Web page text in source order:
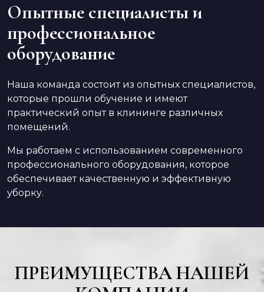
Опытные специалисты и
профессиональное
оборудование
Наша команда состоит из опытных специалистов,
которые прошли обучение и имеют
практический опыт в клининге различных
помещений.
Мы работаем с использованием современного
профессионального оборудования, которое
обеспечивает качественную и эффективную
уборку.
ПРЕИМУЩЕСТВА НАШЕЙ